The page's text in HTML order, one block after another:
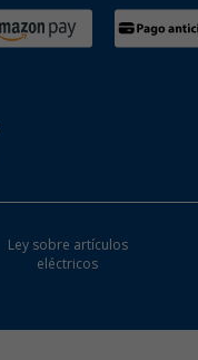
Ley sobre artículos
eléctricos